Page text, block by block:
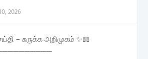
2026
– சுருக்க அறிமுகம் ✨📖